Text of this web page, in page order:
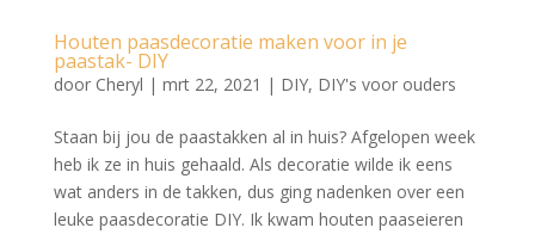
Houten paasdecoratie maken voor in je
paastak- DIY
door Cheryl | mrt 22, 2021 | DIY, DIY's voor ouders
Staan bij jou de paastakken al in huis? Afgelopen week
heb ik ze in huis gehaald. Als decoratie wilde ik eens
wat anders in de takken, dus ging nadenken over een
leuke paasdecoratie DIY. Ik kwam houten paaseieren